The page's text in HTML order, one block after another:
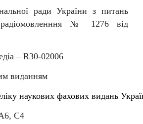
ради України з питань
радіомовленння № 1276 від
– R30-02006
виданням
наукових фахових видань
С4